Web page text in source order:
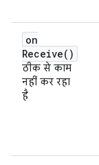
on
Receive( )
ठीक से काम
नहीं कर रहा
है